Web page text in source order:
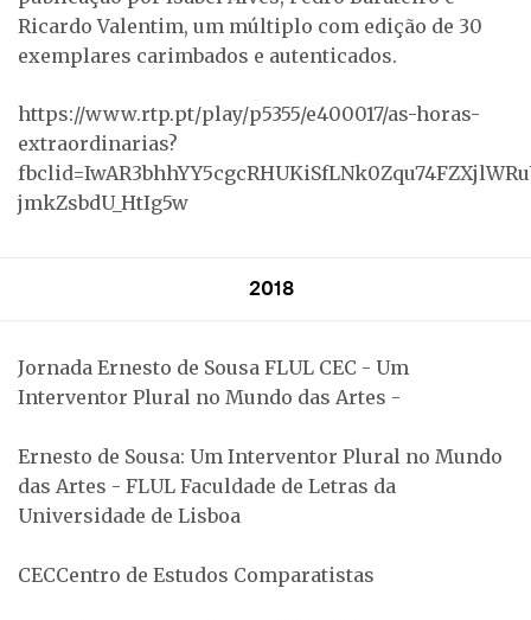
Ricardo Valentim, um múltiplo com edição de 30
exemplares carimbados e autenticados.
https://www.rtp.pt/play/p5355/e400017/as-horas-
extraordinarias?
jmkZsbdU_HtIg5w
2018
Jornada Ernesto de Sousa FLUL CEC - Um
Interventor Plural no Mundo das Artes -
Ernesto de Sousa: Um Interventor Plural no Mundo
das Artes - FLUL Faculdade de Letras da
Universidade de Lisboa
CECCentro de Estudos Comparatistas